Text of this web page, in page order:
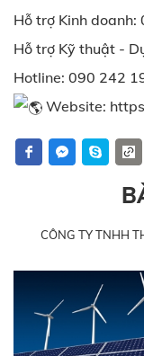
Hỗ trợ Kinh
Hỗ trợ Kỹ thuật -
Hotline: 090 242
Website:
CÔNG TY TNHH